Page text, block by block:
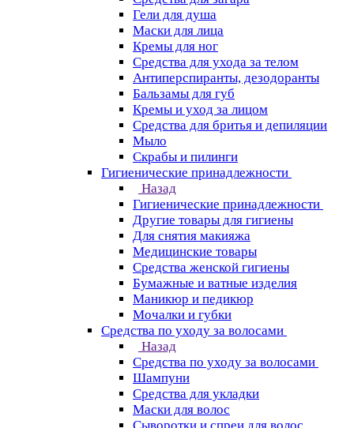
Гели для душа
Маски для лица
Кремы для ног
Средства для ухода за телом
Антиперспиранты, дезодоранты
Бальзамы для губ
Кремы и уход за лицом
Средства для бритья и депиляции
Мыло
Скрабы и пилинги
Гигиенические принадлежности
Назад
Гигиенические принадлежности
Другие товары для гигиены
Для снятия макияжа
Медицинские товары
Средства женской гигиены
Бумажные и ватные изделия
Маникюр и педикюр
Мочалки и губки
Средства по уходу за волосами
Назад
Средства по уходу за волосами
Шампуни
Средства для укладки
Маски для волос